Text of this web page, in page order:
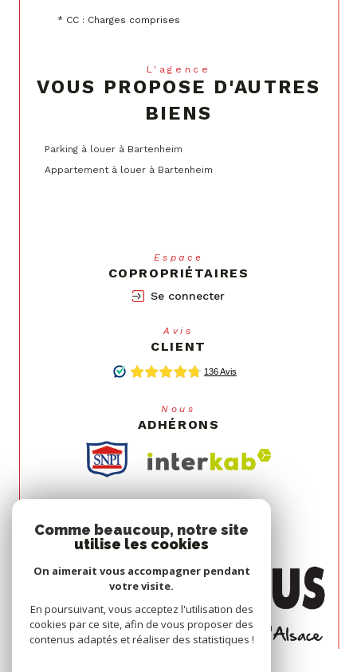
* CC : Charges comprises
L'agence
VOUS PROPOSE D'AUTRES
BIENS
Parking à louer à Bartenheim
Appartement à louer à Bartenheim
Espace
COPROPRIÉTAIRES
Se connecter
Avis
CLIENT
Nous
ADHÉRONS
Comme beaucoup, notre site
utilise les cookies
On aimerait vous accompagner pendant
votre visite.
En poursuivant, vous acceptez l'utilisation des
cookies par ce site, afin de vous proposer des
contenus adaptés et réaliser des statistiques !